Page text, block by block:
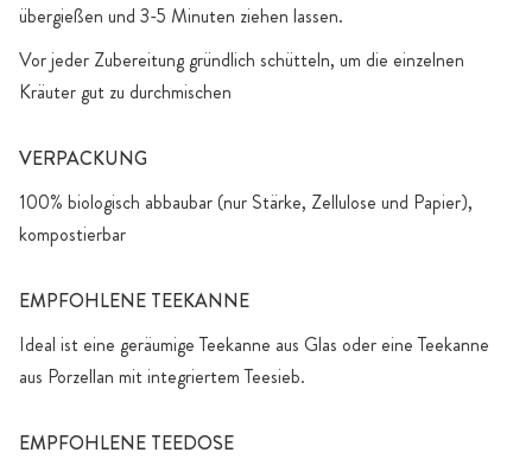
übergießen und 3-5 Minuten ziehen lassen.
Vor jeder Zubereitung gründlich schütteln, um die einzelnen
Kräuter gut zu durchmischen
VERPACKUNG
100% biologisch abbaubar (nur Stärke, Zellulose und Papier),
kompostierbar
EMPFOHLENE TEEKANNE
Ideal ist eine geräumige Teekanne aus Glas oder eine Teekanne
aus Porzellan mit integriertem Teesieb.
EMPFOHLENE TEEDOSE